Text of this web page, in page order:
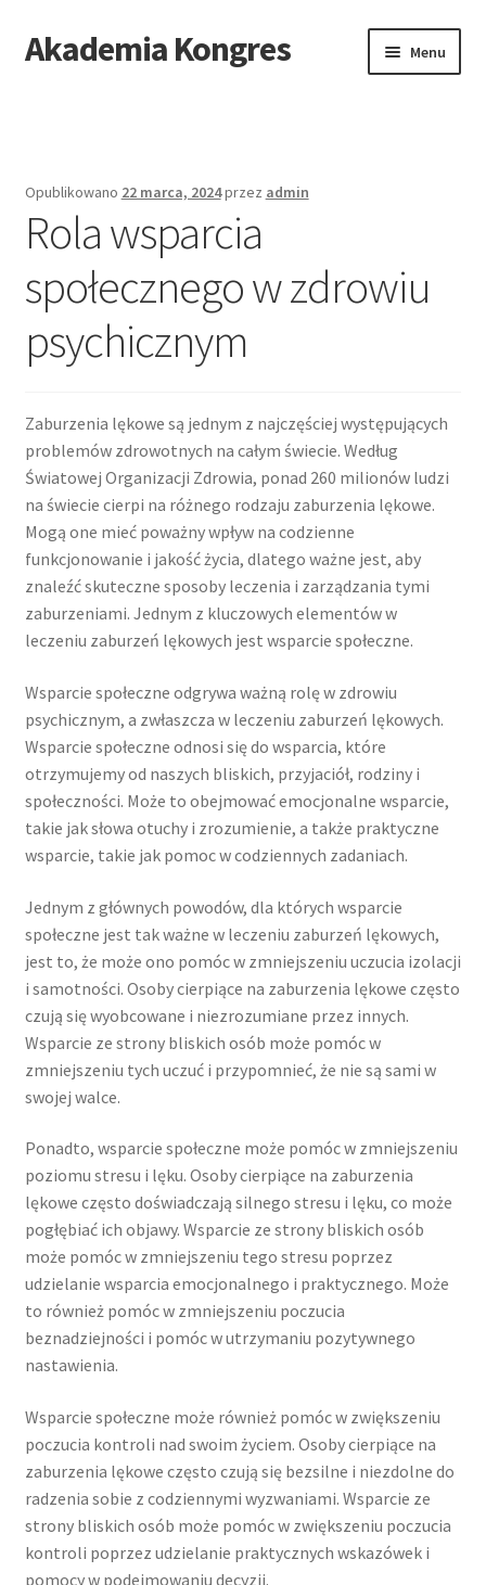
Przejdź
do
Przejdź
do
Akademia Kongres Menu
Opublikowano 22 marca, 2024przez admin
Rola wsparcia
społecznego w zdrowiu
psychicznym
Zaburzenia lękowe są jednym z najczęściej występujących
problemów zdrowotnych na całym świecie. Według
Światowej Organizacji Zdrowia, ponad 260 milionów ludzi
na świecie cierpi na różnego rodzaju zaburzenia lękowe.
Mogą one mieć poważny wpływ na codzienne
funkcjonowanie i jakość życia, dlatego ważne jest, aby
znaleźć skuteczne sposoby leczenia i zarządzania tymi
zaburzeniami. Jednym z kluczowych elementów w
leczeniu zaburzeń lękowych jest wsparcie społeczne.
Wsparcie społeczne odgrywa ważną rolę w zdrowiu
psychicznym, a zwłaszcza w leczeniu zaburzeń lękowych.
Wsparcie społeczne odnosi się do wsparcia, które
otrzymujemy od naszych bliskich, przyjaciół, rodziny i
społeczności. Może to obejmować emocjonalne wsparcie,
takie jak słowa otuchy i zrozumienie, a także praktyczne
wsparcie, takie jak pomoc w codziennych zadaniach.
Jednym z głównych powodów, dla których wsparcie
społeczne jest tak ważne w leczeniu zaburzeń lękowych,
jest to, że może ono pomóc w zmniejszeniu uczucia izolacji
i samotności. Osoby cierpiące na zaburzenia lękowe często
czują się wyobcowane i niezrozumiane przez innych.
Wsparcie ze strony bliskich osób może pomóc w
zmniejszeniu tych uczuć i przypomnieć, że nie są sami w
swojej walce.
Ponadto, wsparcie społeczne może pomóc w zmniejszeniu
poziomu stresu i lęku. Osoby cierpiące na zaburzenia
lękowe często doświadczają silnego stresu i lęku, co może
pogłębiać ich objawy. Wsparcie ze strony bliskich osób
może pomóc w zmniejszeniu tego stresu poprzez
udzielanie wsparcia emocjonalnego i praktycznego. Może
to również pomóc w zmniejszeniu poczucia
beznadziejności i pomóc w utrzymaniu pozytywnego
nastawienia.
Wsparcie społeczne może również pomóc w zwiększeniu
poczucia kontroli nad swoim życiem. Osoby cierpiące na
zaburzenia lękowe często czują się bezsilne i niezdolne do
radzenia sobie z codziennymi wyzwaniami. Wsparcie ze
strony bliskich osób może pomóc w zwiększeniu poczucia
kontroli poprzez udzielanie praktycznych wskazówek i
pomocy w podejmowaniu decyzji.